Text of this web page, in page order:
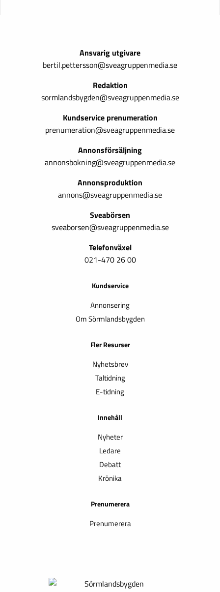
Ansvarig utgivare
bertil.pettersson@sveagruppenmedia.se
Redaktion
sormlandsbygden@sveagruppenmedia.se
Kundservice prenumeration
prenumeration@sveagruppenmedia.se
Annonsförsäljning
annonsbokning@sveagruppenmedia.se
Annonsproduktion
annons@sveagruppenmedia.se
Sveabörsen
sveaborsen@sveagruppenmedia.se
Telefonväxel
021-470 26 00
Kundservice
Annonsering
Om Sörmlandsbygden
Fler Resurser
Nyhetsbrev
Taltidning
E-tidning
Innehåll
Nyheter
Ledare
Debatt
Krönika
Prenumerera
Prenumerera